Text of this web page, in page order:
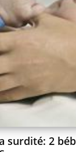
surdité: 2